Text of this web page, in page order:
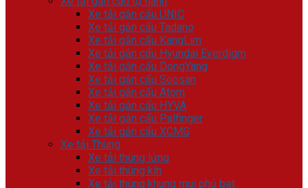
Xe tải gắn cẩu UNIC
Xe tải gắn cẩu Tadano
Xe tải gắn cẩu KangLim
Xe tải gắn cẩu Hyundai Everdigm
Xe tải gắn cẩu DongYang
Xe tải gắn cẩu Soosan
Xe tải gắn cẩu Atom
Xe tải gắn cẩu HYVA
Xe tải gắn cẩu Palfinger
Xe tải gắn cẩu XCMG
Xe tải Thùng
Xe tải thùng lửng
Xe tải thùng kín
Xe tải thùng khung mui phủ bạt